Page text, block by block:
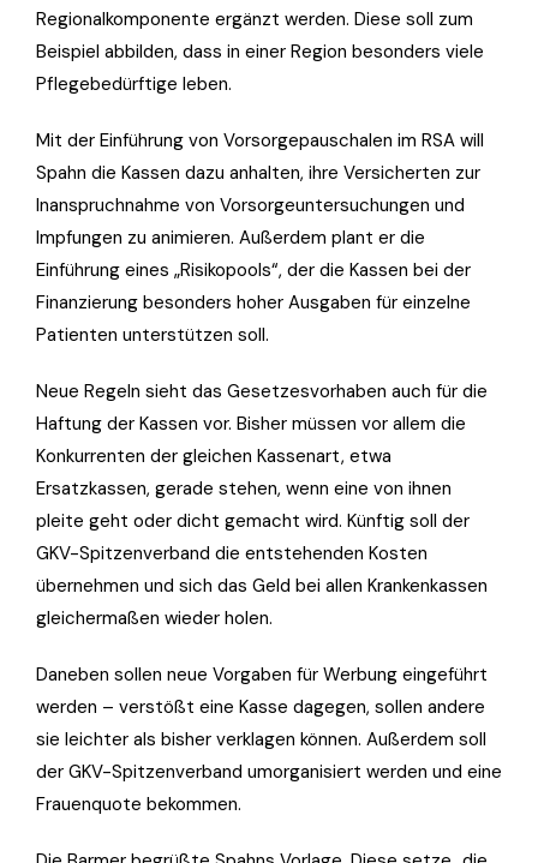
Regionalkomponente ergänzt werden. Diese soll zum
Beispiel abbilden, dass in einer Region besonders viele
Pflegebedürftige leben.
Mit der Einführung von Vorsorgepauschalen im RSA will
Spahn die Kassen dazu anhalten, ihre Versicherten zur
Inanspruchnahme von Vorsorgeuntersuchungen und
Impfungen zu animieren. Außerdem plant er die
Einführung eines „Risikopools“, der die Kassen bei der
Finanzierung besonders hoher Ausgaben für einzelne
Patienten unterstützen soll.
Neue Regeln sieht das Gesetzesvorhaben auch für die
Haftung der Kassen vor. Bisher müssen vor allem die
Konkurrenten der gleichen Kassenart, etwa
Ersatzkassen, gerade stehen, wenn eine von ihnen
pleite geht oder dicht gemacht wird. Künftig soll der
GKV-Spitzenverband die entstehenden Kosten
übernehmen und sich das Geld bei allen Krankenkassen
gleichermaßen wieder holen.
Daneben sollen neue Vorgaben für Werbung eingeführt
werden – verstößt eine Kasse dagegen, sollen andere
sie leichter als bisher verklagen können. Außerdem soll
der GKV-Spitzenverband umorganisiert werden und eine
Frauenquote bekommen.